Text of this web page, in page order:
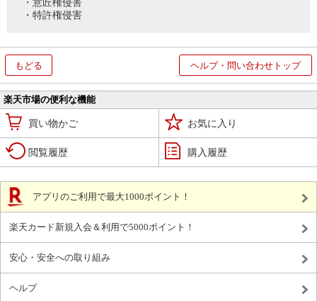
・意匠権侵害
・特許権侵害
もどる ヘルプ・問い合わせトップ
楽天市場の便利な機能
買い物かご お気に入り
閲覧履歴 購入履歴
アプリのご利用で最大1000ポイント！
楽天カード新規入会＆利用で5000ポイント！
安心・安全への取り組み
ヘルプ